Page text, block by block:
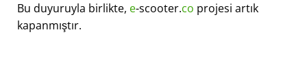
Bu duyuruyla birlikte, e-scooter.co projesi artık
kapanmıştır.